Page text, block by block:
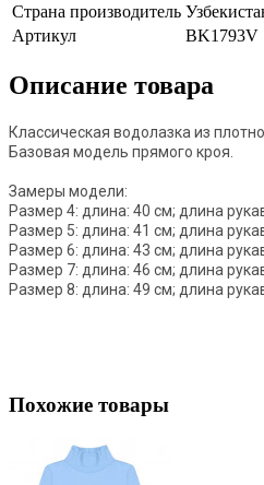
Страна производитель
Артикул
BK1793V
Описание товара
Классическая водолазка из
Базовая модель прямого кроя.
Замеры модели:
Размер 4: длина: 40 см; длина
Размер 5: длина: 41 см; длина
Размер 6: длина: 43 см; длина
Размер 7: длина: 46 см; длина
Размер 8: длина: 49 см; длина
Похожие товары